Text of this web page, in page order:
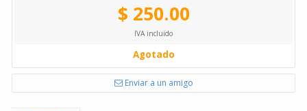
$ 250.00
IVA incluido
Agotado
Enviar a un amigo